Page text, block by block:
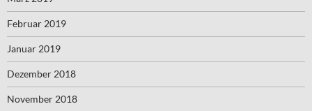
Februar 2019
Januar 2019
Dezember 2018
November 2018